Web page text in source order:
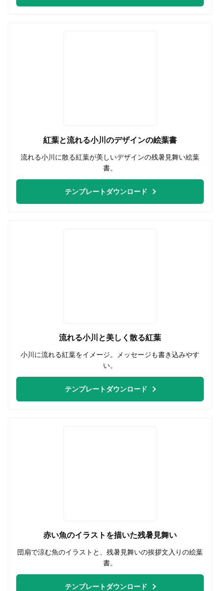
紅葉と流れる小川のデザインの絵葉書
流れる小川に散る紅葉が美しいデザインの残暑見舞い絵葉
書。
テンプレートダウンロード
流れる小川と美しく散る紅葉
小川に流れる紅葉をイメージ。メッセージも書き込みやす
い。
テンプレートダウンロード
赤い魚のイラストを描いた残暑見舞い
団扇で涼む魚のイラストと、残暑見舞いの挨拶文入りの絵葉
書。
テンプレートダウンロード